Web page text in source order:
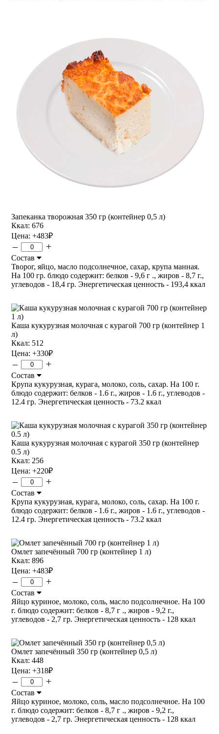
Запеканка творожная 350 гр (контейнер 0,5 л)
Ккал: 676
Цена: +483₽
– +
Состав
Творог, яйцо, масло подсолнечное, сахар, крупа манная.
На 100 гр. блюдо содержит: белков - 9,6 г ., жиров - 8,7 г.,
углеводов - 18,4 гр. Энергетическая ценность - 193,4 ккал
Каша кукурузная молочная с курагой 700 гр (контейнер 1
л)
Ккал: 512
Цена: +330₽
– +
Состав
Крупа кукурузная, курага, молоко, соль, сахар. На 100 г.
блюдо содержит: белков - 1.6 г., жиров - 1.6 г., углеводов -
12.4 гр. Энергетическая ценность - 73.2 ккал
Каша кукурузная молочная с курагой 350 гр (контейнер
0.5 л)
Ккал: 256
Цена: +220₽
– +
Состав
Крупа кукурузная, курага, молоко, соль, сахар. На 100 г.
блюдо содержит: белков - 1.6 г., жиров - 1.6 г., углеводов -
12.4 гр. Энергетическая ценность - 73.2 ккал
Омлет запечённый 700 гр (контейнер 1 л)
Ккал: 896
Цена: +483₽
– +
Состав
Яйцо куриное, молоко, соль, масло подсолнечное. На 100
г. блюдо содержит: белков - 8,7 г ., жиров - 9,2 г.,
углеводов - 2,7 гр. Энергетическая ценность - 128 ккал
Омлет запечённый 350 гр (контейнер 0,5 л)
Ккал: 448
Цена: +318₽
– +
Состав
Яйцо куриное, молоко, соль, масло подсолнечное. На 100
г. блюдо содержит: белков - 8,7 г ., жиров - 9,2 г.,
углеводов - 2,7 гр. Энергетическая ценность - 128 ккал